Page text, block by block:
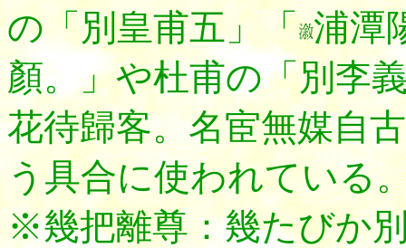
の「別皇甫五」「 浦潭
顏。」や杜甫の「別李
花待歸客。名宦無媒自
う具合に使われてい
※幾把離尊：幾たびか